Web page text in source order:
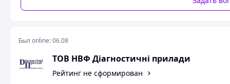
Был online:06.08
ТОВ НВФ Діагностичні прилади
Рейтинг не сформирован